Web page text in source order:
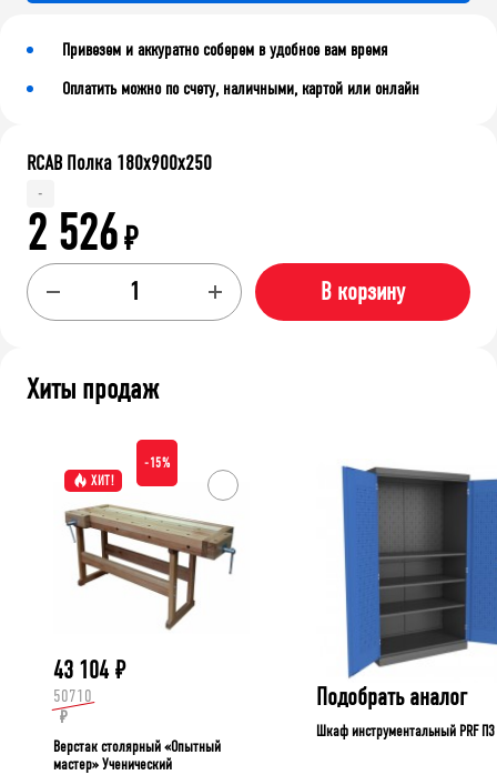
Привезем и аккуратно соберем в удобное вам время
Оплатить можно по счету, наличными, картой или онлайн
RCAB Полка 180x900x250
-
2 526₽
В корзину
Хиты продаж
ХИТ!
-15%
43 104 ₽
50710
₽
Верстак столярный «Опытный
мастер» Ученический
Подобрать аналог
Шкаф инструментальный PRF П3